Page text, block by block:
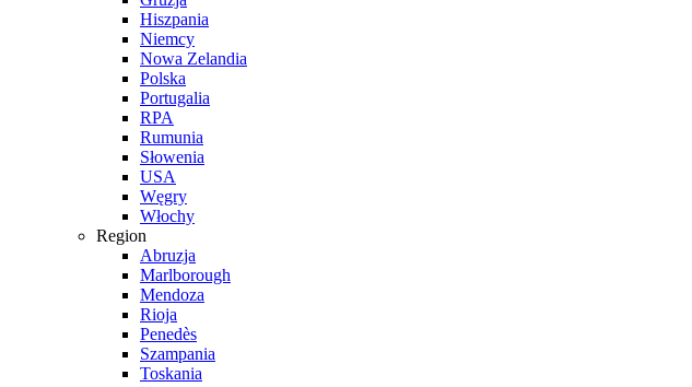
Hiszpania
Niemcy
Nowa Zelandia
Polska
Portugalia
RPA
Rumunia
Słowenia
USA
Węgry
Włochy
Region
Abruzja
Marlborough
Mendoza
Rioja
Penedès
Szampania
Toskania